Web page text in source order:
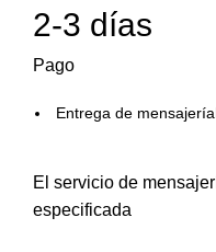
2-3 días
Pago
Entrega de
El servicio de
especificada